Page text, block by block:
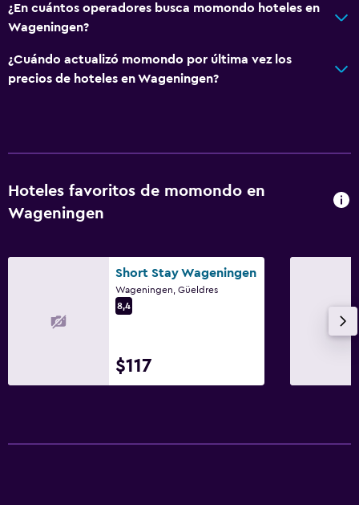
¿En cuántos operadores busca momondo hoteles en
Wageningen?
¿Cuándo actualizó momondo por última vez los
precios de hoteles en Wageningen?
Hoteles favoritos de momondo en
Wageningen
Short Stay Wageningen
Wageningen, Güeldres
8,4
$117